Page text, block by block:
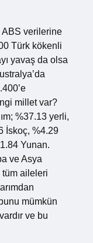
ABS verilerine
Türk kökenli
yavaş da olsa
millet var?
%37.13 yerli,
İskoç, %4.29
Yunan.
ve Asya
tüm aileleri
mümkün
ve bu